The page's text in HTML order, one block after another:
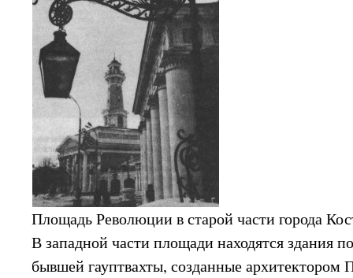
Площадь Революции в старой части города
В западной части площади находятся здания
бывшей гауптвахты, созданные